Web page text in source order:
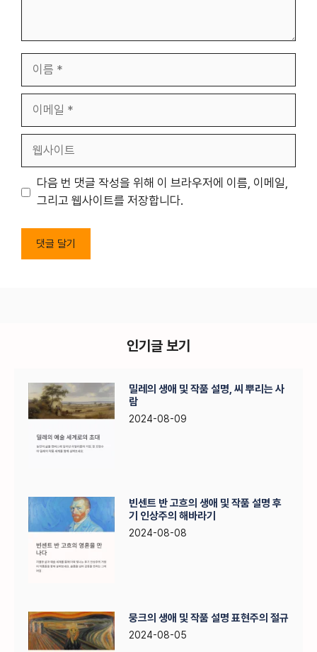
일
트
다음 번 댓글 작성을 위해 이 브라우저에 이름, 이메일,
그리고 웹사이트를 저장합니다.
인기글 보기
밀레의 생애 및 작품 설명, 씨 뿌리는 사
람
2024-08-09
빈센트 반 고흐의 생애 및 작품 설명 후
기 인상주의 해바라기
2024-08-08
뭉크의 생애 및 작품 설명 표현주의 절규
2024-08-05